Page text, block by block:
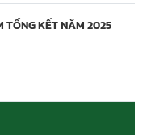
TỔNG KẾT NĂM 2025